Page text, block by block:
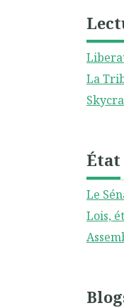
La
État
Le
Lois,